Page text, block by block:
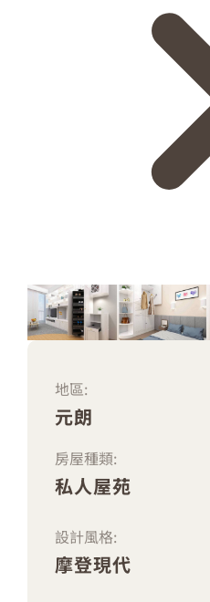
地區:
元朗
房屋種類:
私人屋苑
設計風格:
摩登現代